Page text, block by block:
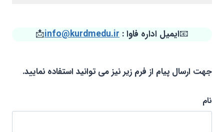
📧ایمیل اداره فاوا : info@kurdmedu.ir
📩
جهت ارسال پیام از فرم زیر نیز می توانید استفاده نمایید.
نام